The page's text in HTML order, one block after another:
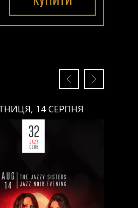
14 СЕРПНЯ
П’ЯТНИЦЯ, 14 СЕРПНЯ